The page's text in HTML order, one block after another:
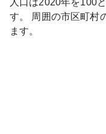
人口は2020年を100
す。
周囲の市区町村
ます。